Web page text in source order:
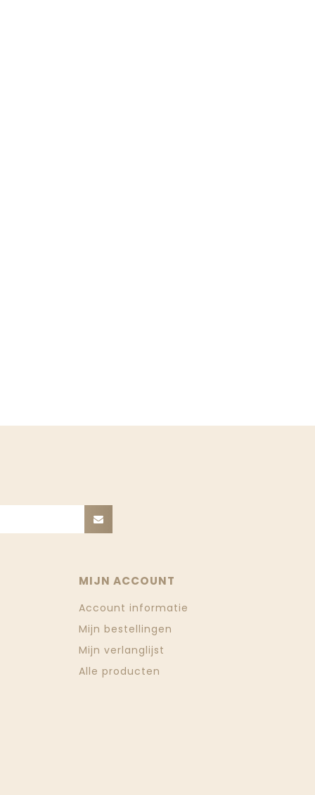
MIJN ACCOUNT
Account informatie
Mijn bestellingen
Mijn verlanglijst
Alle producten